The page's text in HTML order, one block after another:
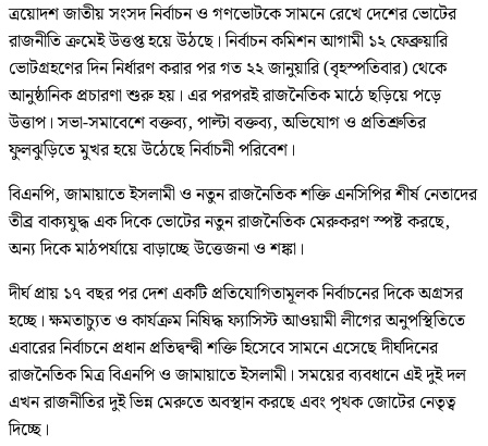
ত্রয়োদশ জাতীয় সংসদ নির্বাচন ও গণভোটকে সামনে রেখে দেশের ভোটের
রাজনীতি ক্রমেই উত্তপ্ত হয়ে উঠছে। নির্বাচন কমিশন আগামী ১২ ফেব্রুয়ারি
ভোটগ্রহণের দিন নির্ধারণ করার পর গত ২২ জানুয়ারি (বৃহস্পতিবার) থেকে
আনুষ্ঠানিক প্রচারণা শুরু হয়। এর পরপরই রাজনৈতিক মাঠে ছড়িয়ে পড়ে
উত্তাপ। সভা-সমাবেশে বক্তব্য, পাল্টা বক্তব্য, অভিযোগ ও প্রতিশ্রুতির
ফুলঝুড়িতে মুখর হয়ে উঠেছে নির্বাচনী পরিবেশ।
বিএনপি, জামায়াতে ইসলামী ও নতুন রাজনৈতিক শক্তি এনসিপির শীর্ষ নেতাদের
তীব্র বাক্যযুদ্ধ এক দিকে ভোটের নতুন রাজনৈতিক মেরুকরণ স্পষ্ট করছে,
অন্য দিকে মাঠপর্যায়ে বাড়াচ্ছে উত্তেজনা ও শঙ্কা।
দীর্ঘ প্রায় ১৭ বছর পর দেশ একটি প্রতিযোগিতামূলক নির্বাচনের দিকে অগ্রসর
হচ্ছে। ক্ষমতাচ্যুত ও কার্যক্রম নিষিদ্ধ ফ্যাসিস্ট আওয়ামী লীগের অনুপস্থিতিতে
এবারের নির্বাচনে প্রধান প্রতিদ্বন্দ্বী শক্তি হিসেবে সামনে এসেছে দীর্ঘদিনের
রাজনৈতিক মিত্র বিএনপি ও জামায়াতে ইসলামী। সময়ের ব্যবধানে এই দুই দল
এখন রাজনীতির দুই ভিন্ন মেরুতে অবস্থান করছে এবং পৃথক জোটের নেতৃত্ব
দিচ্ছে।